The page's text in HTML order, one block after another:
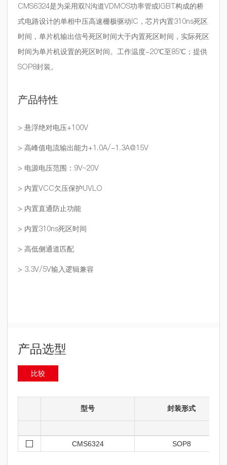
CMS6324是为采用双N沟道VDMOS功率管或IGBT构成的桥
式电路设计的单相中压高速栅极驱动IC，芯片内置310ns死区
时间，单片机输出信号死区时间大于内置死区时间，实际死区
时间为单片机设置的死区时间。工作温度-20℃至85℃；提供
SOP8封装。
产品特性
> 悬浮绝对电压+100V
> 高峰值电流输出能力+1.0A/-1.3A@15V
> 电源电压范围：9V~20V
> 内置VCC欠压保护UVLO
> 内置直通防止功能
> 内置310ns死区时间
> 高低侧通道匹配
> 3.3V/5V输入逻辑兼容
产品选型
比较
型号 封装形式
CMS6324 SOP8